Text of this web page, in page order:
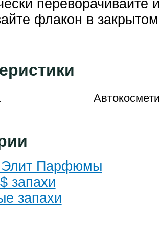
переворачивайте
флакон в
Элит Парфюмы
запахи
запахи